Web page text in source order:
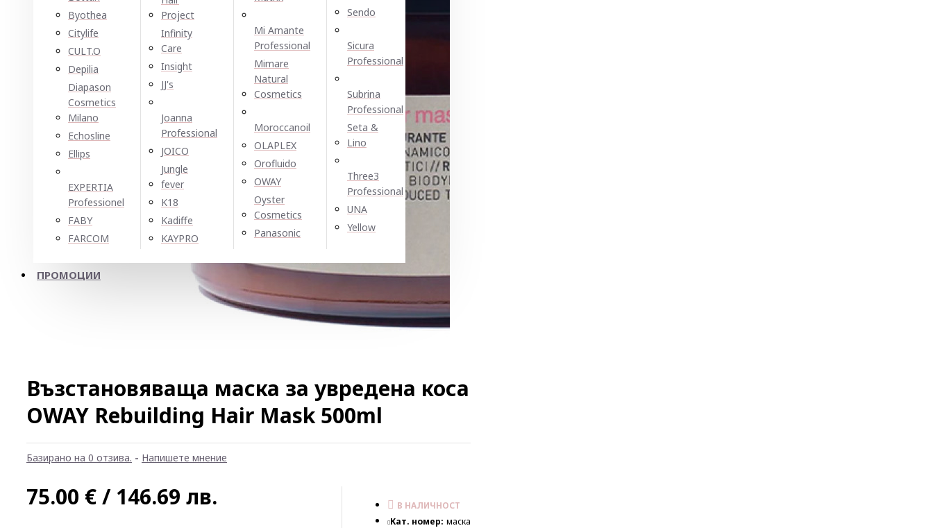
Byothea
Citylife
CULT.O
Depilia
Diapason
Cosmetics
Milano
Echosline
Ellірѕ
EXPERTIA
Professionel
FABY
FARCOM
Project
Infinity
Care
Insight
JJ's
Joanna
Professional
JOICO
Jungle
fever
K18
Kadiffe
KAYPRO
Mi Amante
Professional
Mimare
Natural
Cosmetics
Moroccanoil
OLAPLEX
Orofluido
OWAY
Oyster
Cosmetics
Panasonic
Sendo
Sicura
Professional
Subrina
Professional
Seta &
Lino
Three3
Professional
UNA
Yellow
ПРОМОЦИИ
Възстановяваща маска за увредена коса
OWAY Rebuilding Hair Mask 500ml
Базирано на 0 отзива. - Напишете мнение
75.00 € / 146.69 лв.
В НАЛИЧНОСТ
Кат. номер: маска